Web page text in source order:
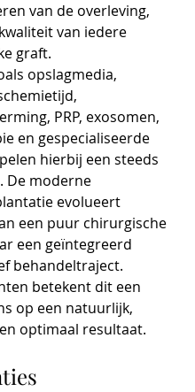
van de overleving,
van iedere
graft.
opslagmedia,
PRP, exosomen,
en gespecialiseerde
hierbij een steeds
De moderne
evolueert
een puur chirurgische
een geïntegreerd
behandeltraject.
betekent dit een
op een natuurlijk,
optimaal resultaat.